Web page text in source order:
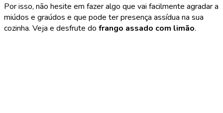
Por isso, não hesite em fazer algo que vai facilmente agradar a
miúdos e graúdos e que pode ter presença assídua na sua
cozinha. Veja e desfrute do frango assado com limão.